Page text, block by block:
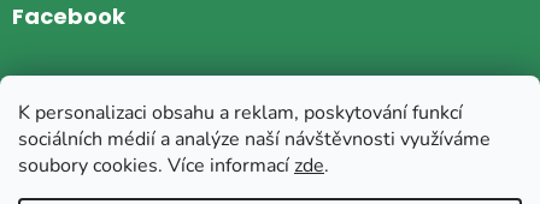
K personalizaci obsahu a reklam, poskytování funkcí
sociálních médií a analýze naší návštěvnosti využíváme
soubory cookies. Více informacízde.
Facebook
Instagram